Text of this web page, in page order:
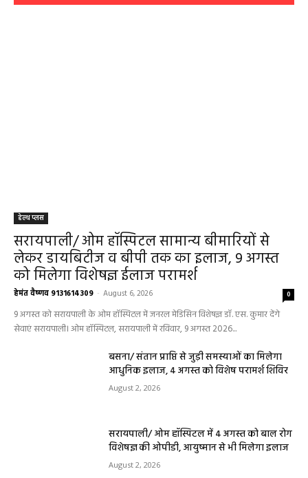
हेल्थ प्लस
सरायपाली/ ओम हॉस्पिटल सामान्य बीमारियों से
लेकर डायबिटीज व बीपी तक का इलाज, 9 अगस्त
को मिलेगा विशेषज्ञ ईलाज परामर्श
हेमंत वैष्णव 9131614309 - August 6, 2026 0
9 अगस्त को सरायपाली के ओम हॉस्पिटल में जनरल मेडिसिन विशेषज्ञ डॉ. एस. कुमार देंगे
सेवाएं सरायपाली। ओम हॉस्पिटल, सरायपाली में रविवार, 9 अगस्त 2026...
बसना/ संतान प्राप्ति से जुड़ी समस्याओं का मिलेगा
आधुनिक इलाज, 4 अगस्त को विशेष परामर्श शिविर
August 2, 2026
सरायपाली/ ओम हॉस्पिटल में 4 अगस्त को बाल रोग
विशेषज्ञ की ओपीडी, आयुष्मान से भी मिलेगा इलाज
August 2, 2026